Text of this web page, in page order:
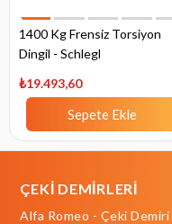
1400 Kg Frensiz Torsiyon
Dingil - Schlegl
₺19.493,60
Sepete Ekle
ÇEKİ DEMİRLERİ
Alfa Romeo - Çeki Demiri